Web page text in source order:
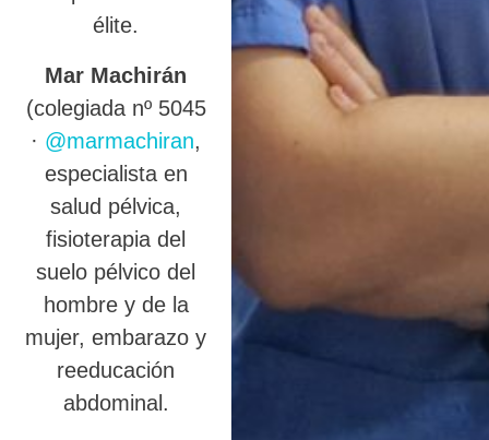
élite.
Mar Machirán
(colegiada nº 5045
· @marmachiran,
especialista en
salud pélvica,
fisioterapia del
suelo pélvico del
hombre y de la
mujer, embarazo y
reeducación
abdominal.